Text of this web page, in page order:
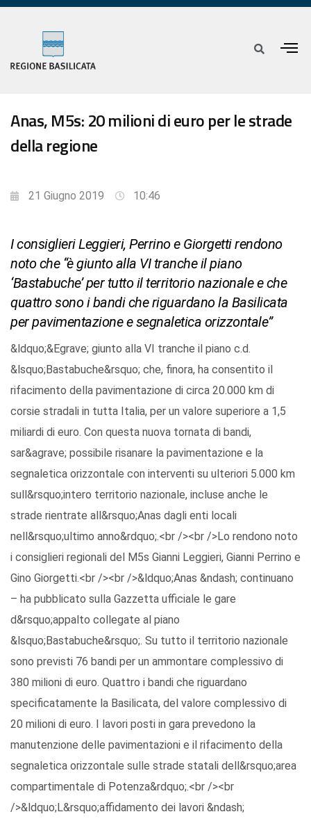
Anas, M5s: 20 milioni di euro per le strade
della regione
21 Giugno 2019 10:46
I consiglieri Leggieri, Perrino e Giorgetti rendono
noto che “è giunto alla VI tranche il piano
‘Bastabuche’ per tutto il territorio nazionale e che
quattro sono i bandi che riguardano la Basilicata
per pavimentazione e segnaletica orizzontale”
&ldquo;&Egrave; giunto alla VI tranche il piano c.d.
&lsquo;Bastabuche&rsquo; che, finora, ha consentito il
rifacimento della pavimentazione di circa 20.000 km di
corsie stradali in tutta Italia, per un valore superiore a 1,5
miliardi di euro. Con questa nuova tornata di bandi,
sar&agrave; possibile risanare la pavimentazione e la
segnaletica orizzontale con interventi su ulteriori 5.000 km
sull&rsquo;intero territorio nazionale, incluse anche le
strade rientrate all&rsquo;Anas dagli enti locali
nell&rsquo;ultimo anno&rdquo;.<br /><br />Lo rendono noto
i consiglieri regionali del M5s Gianni Leggieri, Gianni Perrino e
Gino Giorgetti.<br /><br />&ldquo;Anas &ndash; continuano
– ha pubblicato sulla Gazzetta ufficiale le gare
d&rsquo;appalto collegate al piano
&lsquo;Bastabuche&rsquo;. Su tutto il territorio nazionale
sono previsti 76 bandi per un ammontare complessivo di
380 milioni di euro. Quattro i bandi che riguardano
specificatamente la Basilicata, del valore complessivo di
20 milioni di euro. I lavori posti in gara prevedono la
manutenzione delle pavimentazioni e il rifacimento della
segnaletica orizzontale sulle strade statali dell&rsquo;area
compartimentale di Potenza&rdquo;.<br /><br
/>&ldquo;L&rsquo;affidamento dei lavori &ndash;